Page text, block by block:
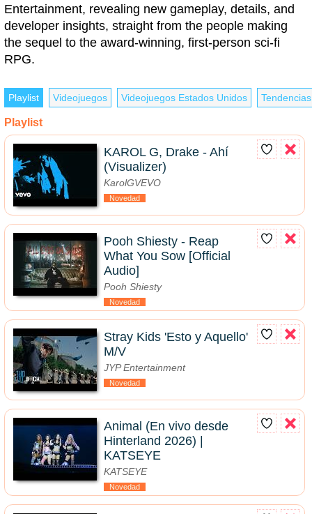
Entertainment, revealing new gameplay, details, and
developer insights, straight from the people making
the sequel to the award-winning, first-person sci-fi
RPG.
Playlist Videojuegos Videojuegos Estados Unidos
Playlist
KAROL G, Drake - Ahí
(Visualizer)
KarolGVEVO
Novedad
Pooh Shiesty - Reap
What You Sow [Official
Audio]
Pooh Shiesty
Novedad
Stray Kids 'Esto y Aquello'
M/V
JYP Entertainment
Novedad
Animal (En vivo desde
Hinterland 2026) |
KATSEYE
KATSEYE
Novedad